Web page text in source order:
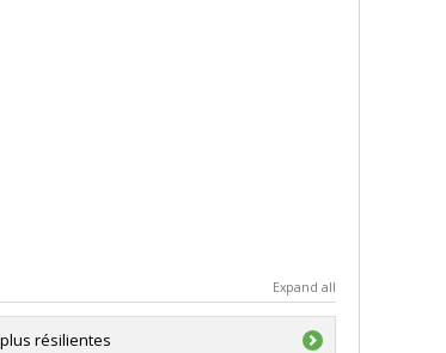
Expand all
résilientes